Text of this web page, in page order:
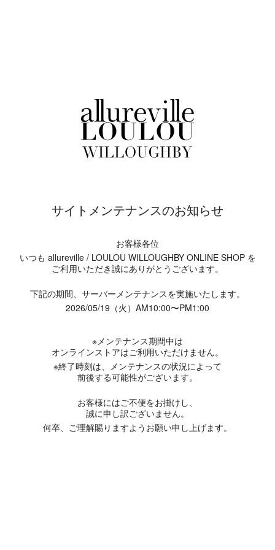
サイトメンテナンスのお知らせ
お客様各位
いつも allureville / LOULOU WILLOUGHBY ONLINE SHOP を
ご利用いただき誠にありがとうございます。
下記の期間、サーバーメンテナンスを実施いたします。
2026/05/19（火）AM10:00〜PM1:00
※メンテナンス期間中は
オンラインストアはご利用いただけません。
※終了時刻は、メンテナンスの状況によって
前後する可能性がございます。
お客様にはご不便をお掛けし、
誠に申し訳ございません。
何卒、ご理解賜りますようお願い申し上げます。